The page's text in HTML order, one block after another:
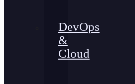
DevOps
&
Cloud